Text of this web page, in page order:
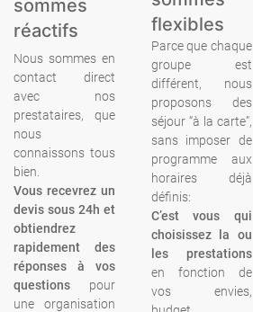
sommes
réactifs
Nous sommes en
contact direct
avec nos
prestataires, que
nous
connaissons tous
bien.
Vous recevrez un
devis sous 24h et
obtiendrez
rapidement des
réponses à vos
questions pour
une organisation
flexibles
Parce que chaque
groupe est
différent, nous
proposons des
séjour “à la carte”,
sans imposer de
programme aux
horaires déjà
définis:
C’est vous qui
choisissez la ou
les prestations
en fonction de
vos envies,